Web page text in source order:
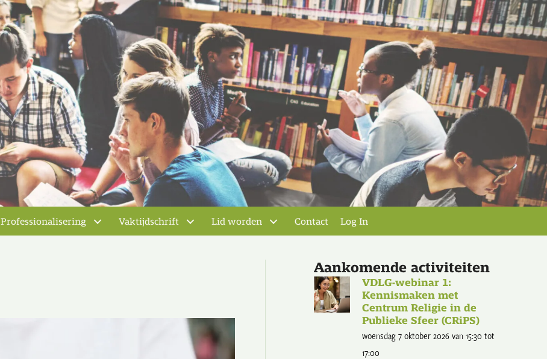
Professionalisering Vaktijdschrift Lid worden Contact Log In
Aankomende activiteiten
VDLG-webinar 1:
Kennismaken met
Centrum Religie in de
Publieke Sfeer (CRiPS)
woensdag 7 oktober 2026 van 15:30 tot
17:00